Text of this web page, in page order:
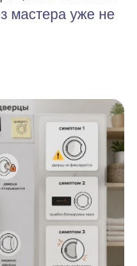
мастера уже не